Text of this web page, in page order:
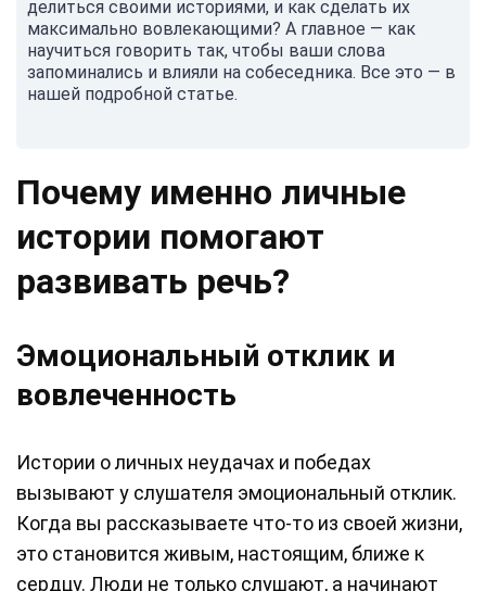
делиться своими историями, и как сделать их
максимально вовлекающими? А главное — как
научиться говорить так, чтобы ваши слова
запоминались и влияли на собеседника. Все это — в
нашей подробной статье.
Почему именно личные
истории помогают
развивать речь?
Эмоциональный отклик и
вовлеченность
Истории о личных неудачах и победах
вызывают у слушателя эмоциональный отклик.
Когда вы рассказываете что-то из своей жизни,
это становится живым, настоящим, ближе к
сердцу. Люди не только слушают, а начинают